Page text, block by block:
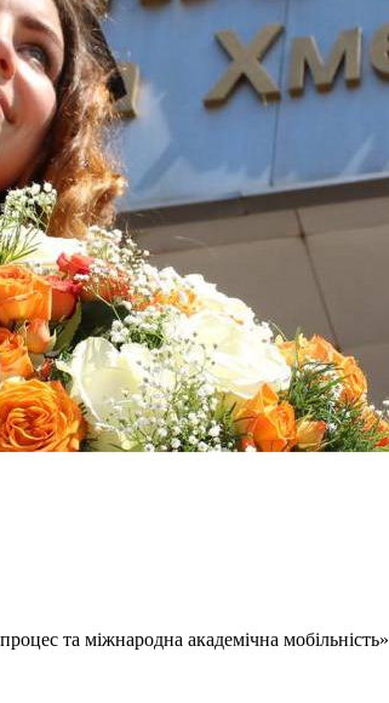
та міжнародна академічна мобільність»